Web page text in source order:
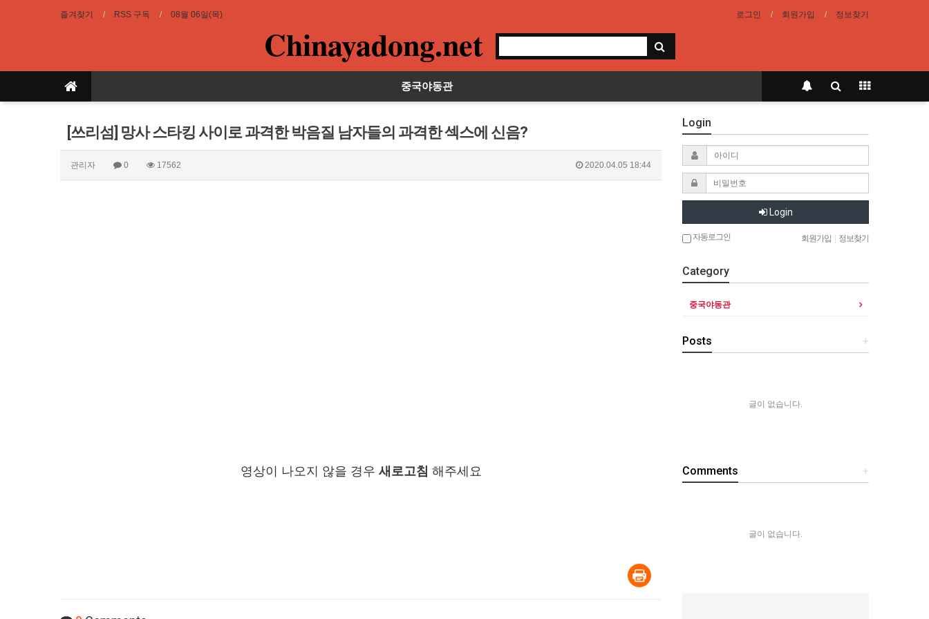
즐겨찾기 RSS 구독 08월 06일(목) 로그인 회원가입 정보찾기
Chinayadong.net
중국야동관
[쓰리섬] 망사 스타킹 사이로 과격한 박음질 남자들의 과격한 섹스에 신음?
관리자 0 17562 2020.04.05 18:44
영상이 나오지 않을 경우 새로고침 해주세요
Login
Login
자동로그인 회원가입 정보찾기
Category
중국야동관
+
Posts
글이 없습니다.
+
Comments
글이 없습니다.